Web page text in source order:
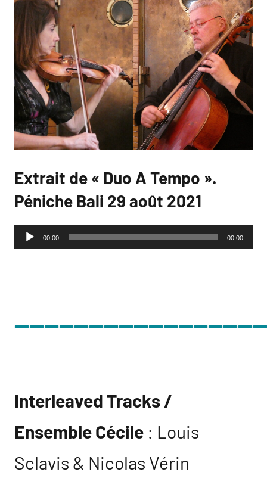
Extrait de « Duo A Tempo ».
Péniche Bali 29 août 2021
Lecteur
audio
00:00 00:00
Interleaved Tracks /
Ensemble Cécile : Louis
Sclavis & Nicolas Vérin